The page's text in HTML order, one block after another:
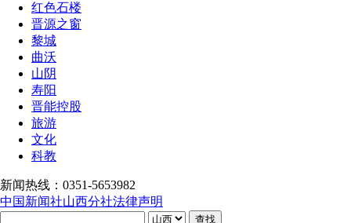
红色石楼
晋源之窗
黎城
曲沃
山阴
寿阳
晋能控股
旅游
文化
科教
新闻热线：0351-5653982
中国新闻社山西分社法律声明